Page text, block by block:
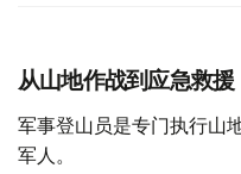
从山地作战到应急救援
军事登山员是专门执行山
军人。